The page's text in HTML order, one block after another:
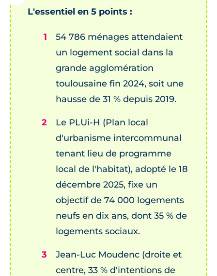
L'essentiel en 5 points :
54 786 ménages attendaient
un logement social dans la
grande agglomération
toulousaine fin 2024, soit une
hausse de 31 % depuis 2019.
Le PLUi-H (Plan local
d'urbanisme intercommunal
tenant lieu de programme
local de l'habitat), adopté le 18
décembre 2025, fixe un
objectif de 74 000 logements
neufs en dix ans, dont 35 % de
logements sociaux.
Jean-Luc Moudenc (droite et
centre, 33 % d'intentions de